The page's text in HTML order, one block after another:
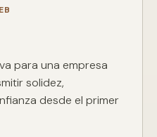
para una empresa
solidez,
desde el primer